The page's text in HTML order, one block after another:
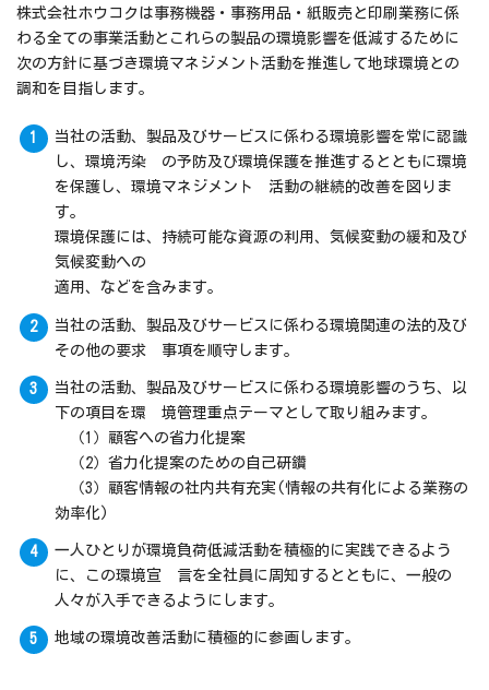
株式会社ホウコクは事務機器・事務用品・紙販売と印刷業務に係
わる全ての事業活動とこれらの製品の環境影響を低減するために
次の方針に基づき環境マネジメント活動を推進して地球環境との
調和を目指します。
当社の活動、製品及びサービスに係わる環境影響を常に認識
し、環境汚染 の予防及び環境保護を推進するとともに環境
を保護し、環境マネジメント 活動の継続的改善を図りま
す。
環境保護には、持続可能な資源の利用、気候変動の緩和及び
気候変動への
適用、などを含みます。
当社の活動、製品及びサービスに係わる環境関連の法的及び
その他の要求 事項を順守します。
当社の活動、製品及びサービスに係わる環境影響のうち、以
下の項目を環 境管理重点テーマとして取り組みます。
（1）顧客への省力化提案
（2）省力化提案のための自己研鑽
（3）顧客情報の社内共有充実(情報の共有化による業務の
効率化)
一人ひとりが環境負荷低減活動を積極的に実践できるよう
に、この環境宣 言を全社員に周知するとともに、一般の
人々が入手できるようにします。
地域の環境改善活動に積極的に参画します。